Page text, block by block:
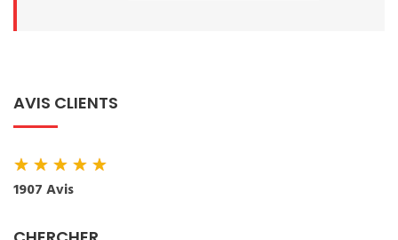
AVIS CLIENTS
★★★★★
1907 Avis